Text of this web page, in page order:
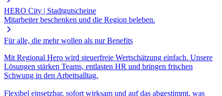
HERO City | Stadtgutscheine
Mitarbeiter beschenken und die Region beleben.
Für alle, die mehr wollen als nur Benefits
Mit Regional Hero wird steuerfreie Wertschätzung einfach. Unsere
Lösungen stärken Teams, entlasten HR und bringen frischen
Schwung in den Arbeitsalltag.
Flexibel einsetzbar, sofort wirksam und auf das abgestimmt, was